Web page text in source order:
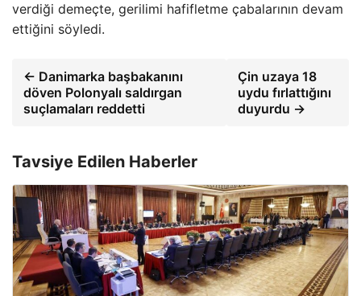
verdiği demeçte, gerilimi hafifletme çabalarının devam
ettiğini söyledi.
← Danimarka başbakanını
döven Polonyalı saldırgan
suçlamaları reddetti
Çin uzaya 18
uydu fırlattığını
duyurdu →
Tavsiye Edilen Haberler